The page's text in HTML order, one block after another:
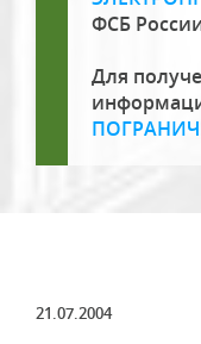
ФСБ
Для
21.07.2004